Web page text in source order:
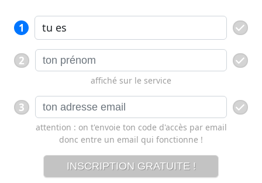
1
2
affiché sur le service
3
attention : on t'envoie ton code d'accès par email
donc entre un email qui fonctionne !
INSCRIPTION GRATUITE !